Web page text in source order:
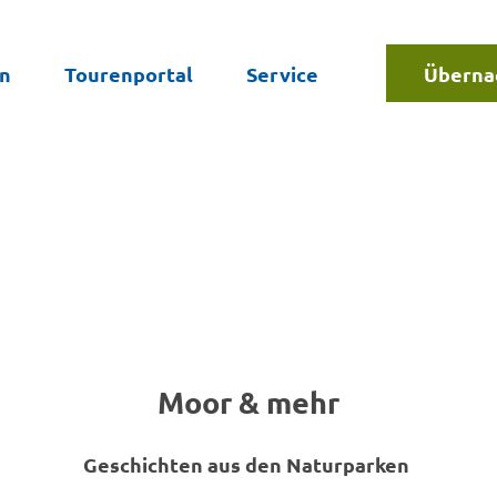
Tourenportal Service
Moor & mehr
Geschichten aus den Naturparken